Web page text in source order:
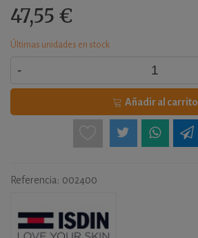
47,55 €
Últimas unidades en stock
-
Añadir al carrito
Referencia: 002400